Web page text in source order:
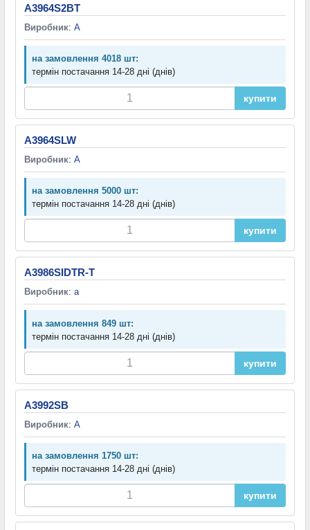
A3964S2BT
Виробник: A
на замовлення 4018 шт:
термін постачання 14-28 дні (днів)
купити
A3964SLW
Виробник: A
на замовлення 5000 шт:
термін постачання 14-28 дні (днів)
купити
A3986SIDTR-T
Виробник: a
на замовлення 849 шт:
термін постачання 14-28 дні (днів)
купити
A3992SB
Виробник: A
на замовлення 1750 шт:
термін постачання 14-28 дні (днів)
купити